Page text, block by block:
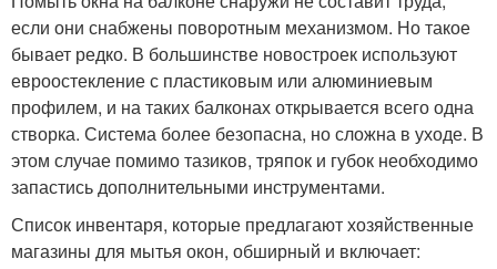
если они снабжены поворотным механизмом. Но такое
бывает редко. В большинстве новостроек используют
евроостекление с пластиковым или алюминиевым
профилем, и на таких балконах открывается всего одна
створка. Система более безопасна, но сложна в уходе. В
этом случае помимо тазиков, тряпок и губок необходимо
запастись дополнительными инструментами.
Список инвентаря, которые предлагают хозяйственные
магазины для мытья окон, обширный и включает: